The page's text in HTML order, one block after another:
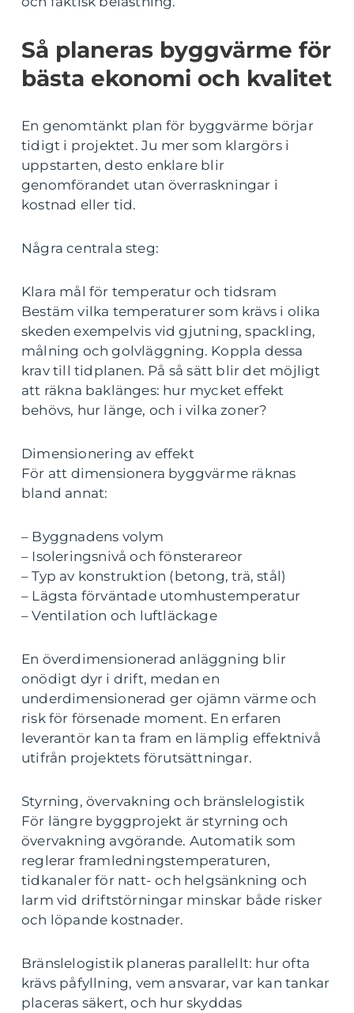
Så planeras byggvärme för
bästa ekonomi och kvalitet
En genomtänkt plan för byggvärme börjar
tidigt i projektet. Ju mer som klargörs i
uppstarten, desto enklare blir
genomförandet utan överraskningar i
kostnad eller tid.
Några centrala steg:
Klara mål för temperatur och tidsram
Bestäm vilka temperaturer som krävs i olika
skeden exempelvis vid gjutning, spackling,
målning och golvläggning. Koppla dessa
krav till tidplanen. På så sätt blir det möjligt
att räkna baklänges: hur mycket effekt
behövs, hur länge, och i vilka zoner?
Dimensionering av effekt
För att dimensionera byggvärme räknas
bland annat:
– Byggnadens volym
– Isoleringsnivå och fönsterareor
– Typ av konstruktion (betong, trä, stål)
– Lägsta förväntade utomhustemperatur
– Ventilation och luftläckage
En överdimensionerad anläggning blir
onödigt dyr i drift, medan en
underdimensionerad ger ojämn värme och
risk för försenade moment. En erfaren
leverantör kan ta fram en lämplig effektnivå
utifrån projektets förutsättningar.
Styrning, övervakning och bränslelogistik
För längre byggprojekt är styrning och
övervakning avgörande. Automatik som
reglerar framledningstemperaturen,
tidkanaler för natt- och helgsänkning och
larm vid driftstörningar minskar både risker
och löpande kostnader.
Bränslelogistik planeras parallellt: hur ofta
krävs påfyllning, vem ansvarar, var kan tankar
placeras säkert, och hur skyddas